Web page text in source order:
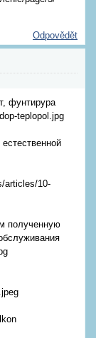
Odpovědět
фунтирура
teplopol.jpg
articles/10-
полученную